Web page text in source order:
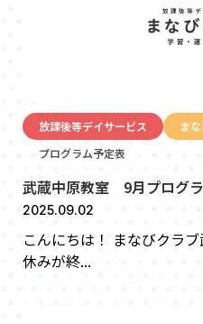
放課後等デイサービス
ま
プログラム予定表
武蔵中原教室 9月プログ
2025.09.02
こんにちは！ まなびクラ
休みが終...